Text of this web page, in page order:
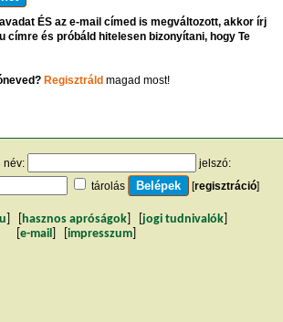
ÉS az e-mail címed is megváltozott, akkor írj
címre és próbáld hitelesen bizonyítani, hogy Te
Regisztráldmagad most!
név:
jelszó:
tárolás
[regisztráció]
hasznos apróságok jogi tudnivalók
e-mail impresszum]